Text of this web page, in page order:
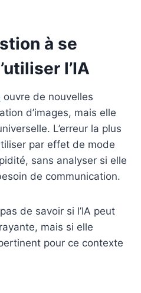
à se
l’IA
ouvre de nouvelles
d’images, mais elle
L’erreur la plus
par effet de mode
sans analyser si elle
de communication.
de savoir si l’IA peut
mais si elle
pour ce contexte